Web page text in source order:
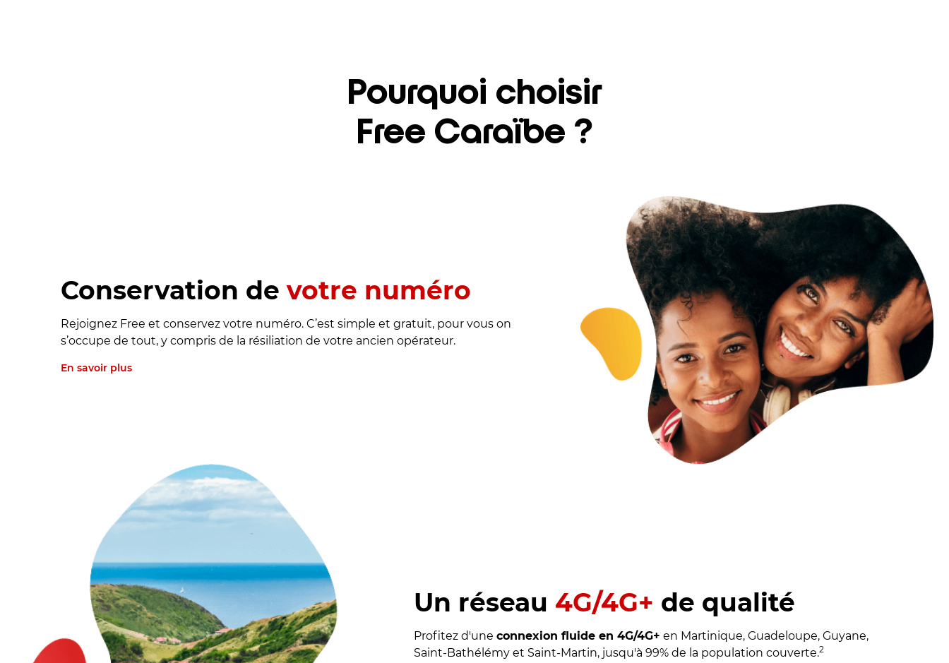
Pourquoi choisir
Free Caraïbe ?
Conservation devotre numéro
Rejoignez Free et conservez votre numéro. C’est simple et gratuit, pour vous on
s’occupe de tout, y compris de la résiliation de votre ancien opérateur.
En savoir plus
Un réseau 4G/4G+ de qualité
Profitez d'une connexion fluide en 4G/4G+ en Martinique, Guadeloupe, Guyane,
Saint-Bathélémy et Saint-Martin, jusqu'à 99% de la population couverte.2